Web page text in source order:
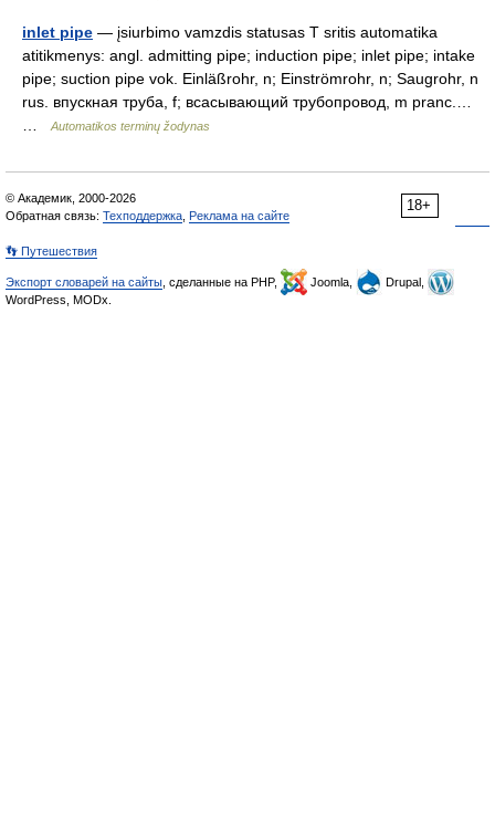
inlet pipe — įsiurbimo vamzdis statusas T sritis automatika
atitikmenys: angl. admitting pipe; induction pipe; inlet pipe; intake
pipe; suction pipe vok. Einläßrohr, n; Einströmrohr, n; Saugrohr, n
rus. впускная труба, f; всасывающий трубопровод, m pranc.…
Automatikos terminų žodynas
18+
© Академик, 2000-2026
Обратная связь: Техподдержка Реклама на сайте
👣 Путешествия
Экспорт словарей на сайты , сделанные на PHP, Joomla,
Drupal,
WordPress, MODx.